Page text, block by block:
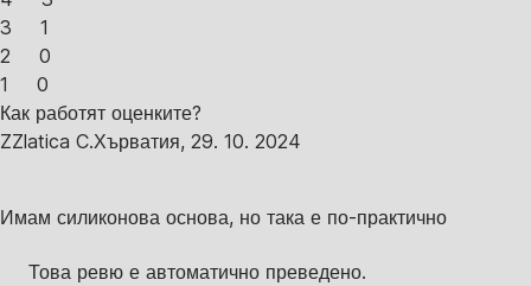
3
1
2
0
1
0
Как работят оценките?
ZZlatica C.Хърватия, 29. 10. 2024
Имам силиконова основа, но така е по-практично
Това ревю е автоматично преведено.